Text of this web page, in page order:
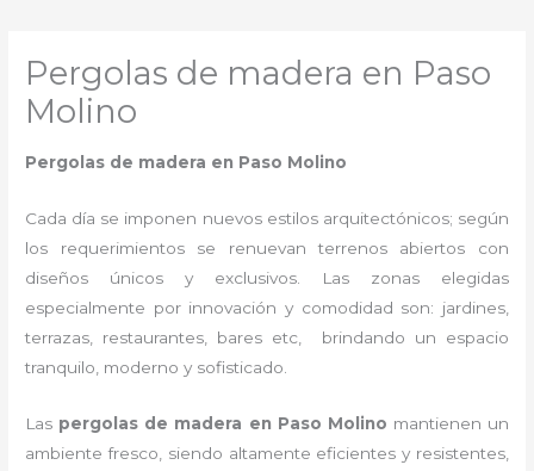
Pergolas de madera en Paso
Molino
Pergolas de madera en Paso Molino
Cada día se imponen nuevos estilos arquitectónicos; según
los requerimientos se renuevan terrenos abiertos con
diseños únicos y exclusivos. Las zonas elegidas
especialmente por innovación y comodidad son: jardines,
terrazas, restaurantes, bares etc, brindando un espacio
tranquilo, moderno y sofisticado.
Las pergolas de madera en Paso Molino mantienen un
ambiente fresco, siendo altamente eficientes y resistentes,